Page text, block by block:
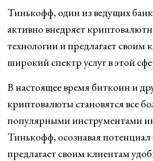
Тинькофф, один из ведущих
активно внедряет
технологии и предлагает своим
широкий спектр услуг в этой
В настоящее время биткоин и
криптовалюты становятся все
популярными инструментами
Тинькофф, осознавая
предлагает своим клиентам